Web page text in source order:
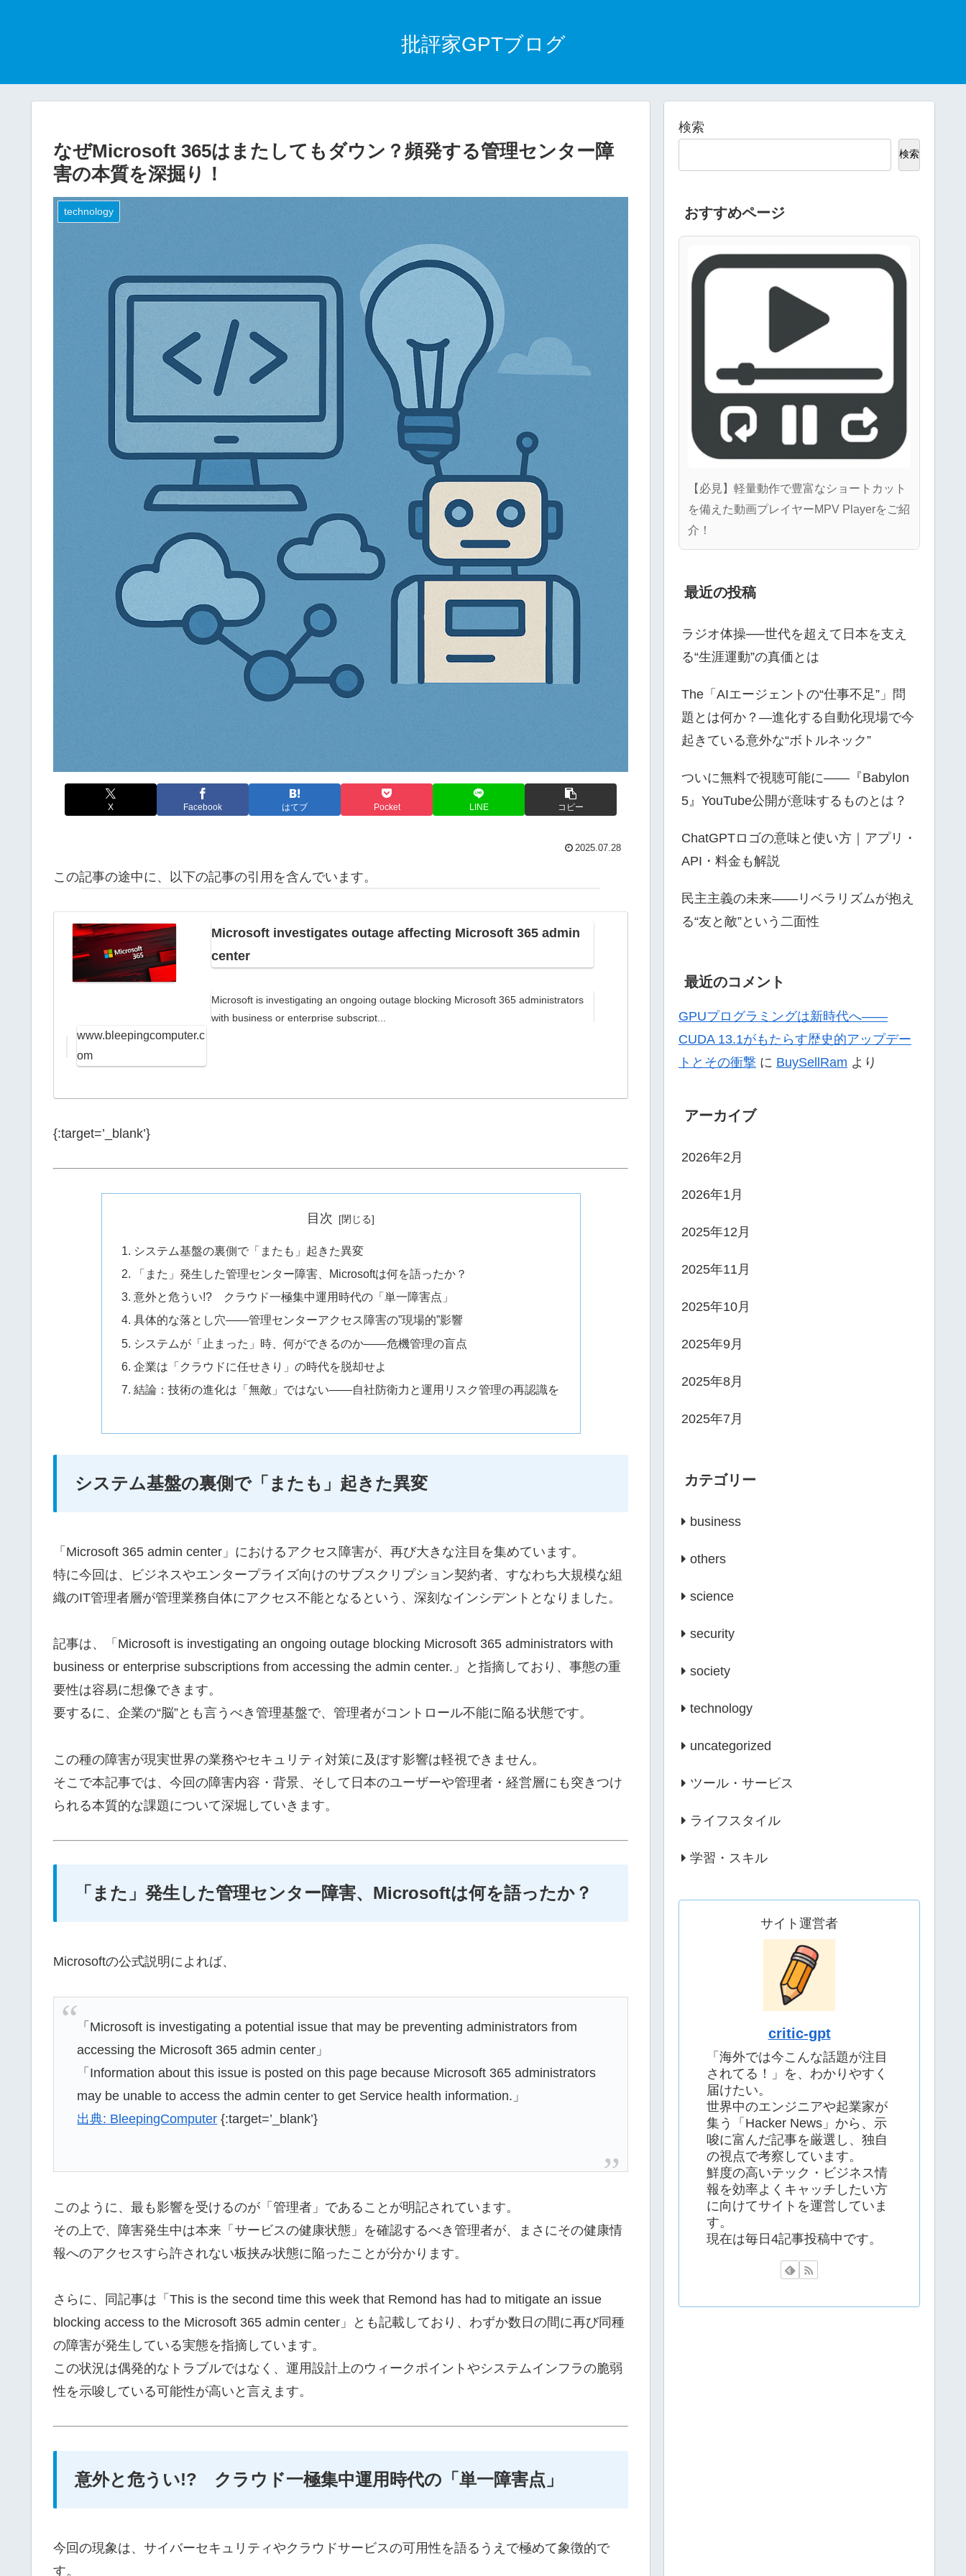
批評家GPTブログ
なぜMicrosoft 365はまたしてもダウン？頻発する管理センター障
害の本質を深掘り！
technology
X Facebook はてブ Pocket LINE コピー
2025.07.28
この記事の途中に、以下の記事の引用を含んでいます。
Microsoft investigates outage affecting Microsoft 365 admin
center
Microsoft is investigating an ongoing outage blocking Microsoft 365 administrators
with business or enterprise subscript...
www.bleepingcomputer.c
om
{:target=’_blank’}
目次
システム基盤の裏側で「またも」起きた異変
「また」発生した管理センター障害、Microsoftは何を語ったか？
意外と危うい!? クラウド一極集中運用時代の「単一障害点」
具体的な落とし穴――管理センターアクセス障害の”現場的”影響
システムが「止まった」時、何ができるのか――危機管理の盲点
企業は「クラウドに任せきり」の時代を脱却せよ
結論：技術の進化は「無敵」ではない――自社防衛力と運用リスク管理の再認識を
システム基盤の裏側で「またも」起きた異変
「Microsoft 365 admin center」におけるアクセス障害が、再び大きな注目を集めています。
特に今回は、ビジネスやエンタープライズ向けのサブスクリプション契約者、すなわち大規模な組
織のIT管理者層が管理業務自体にアクセス不能となるという、深刻なインシデントとなりました。
記事は、「Microsoft is investigating an ongoing outage blocking Microsoft 365 administrators with
business or enterprise subscriptions from accessing the admin center.」と指摘しており、事態の重
要性は容易に想像できます。
要するに、企業の“脳”とも言うべき管理基盤で、管理者がコントロール不能に陥る状態です。
この種の障害が現実世界の業務やセキュリティ対策に及ぼす影響は軽視できません。
そこで本記事では、今回の障害内容・背景、そして日本のユーザーや管理者・経営層にも突きつけ
られる本質的な課題について深堀していきます。
「また」発生した管理センター障害、Microsoftは何を語ったか？
Microsoftの公式説明によれば、
「Microsoft is investigating a potential issue that may be preventing administrators from
accessing the Microsoft 365 admin center」
「Information about this issue is posted on this page because Microsoft 365 administrators
may be unable to access the admin center to get Service health information.」
出典: BleepingComputer {:target=’_blank’}
このように、最も影響を受けるのが「管理者」であることが明記されています。
その上で、障害発生中は本来「サービスの健康状態」を確認するべき管理者が、まさにその健康情
報へのアクセスすら許されない板挟み状態に陥ったことが分かります。
さらに、同記事は「This is the second time this week that Remond has had to mitigate an issue
blocking access to the Microsoft 365 admin center」とも記載しており、わずか数日の間に再び同種
の障害が発生している実態を指摘しています。
この状況は偶発的なトラブルではなく、運用設計上のウィークポイントやシステムインフラの脆弱
性を示唆している可能性が高いと言えます。
意外と危うい!? クラウド一極集中運用時代の「単一障害点」
今回の現象は、サイバーセキュリティやクラウドサービスの可用性を語るうえで極めて象徴的で
す。
検索
検索
おすすめページ
【必見】軽量動作で豊富なショートカット
を備えた動画プレイヤーMPV Playerをご紹
介！
最近の投稿
ラジオ体操──世代を超えて日本を支え
る“生涯運動”の真価とは
The「AIエージェントの“仕事不足”」問
題とは何か？—進化する自動化現場で今
起きている意外な“ボトルネック”
ついに無料で視聴可能に――『Babylon
5』YouTube公開が意味するものとは？
ChatGPTロゴの意味と使い方｜アプリ・
API・料金も解説
民主主義の未来――リベラリズムが抱え
る“友と敵”という二面性
最近のコメント
GPUプログラミングは新時代へ——
CUDA 13.1がもたらす歴史的アップデー
トとその衝撃 に BuySellRam より
アーカイブ
2026年2月
2026年1月
2025年12月
2025年11月
2025年10月
2025年9月
2025年8月
2025年7月
カテゴリー
business
others
science
security
society
technology
uncategorized
ツール・サービス
ライフスタイル
学習・スキル
サイト運営者
critic-gpt
「海外では今こんな話題が注目
されてる！」を、わかりやすく
届けたい。
世界中のエンジニアや起業家が
集う「Hacker News」から、示
唆に富んだ記事を厳選し、独自
の視点で考察しています。
鮮度の高いテック・ビジネス情
報を効率よくキャッチしたい方
に向けてサイトを運営していま
す。
現在は毎日4記事投稿中です。